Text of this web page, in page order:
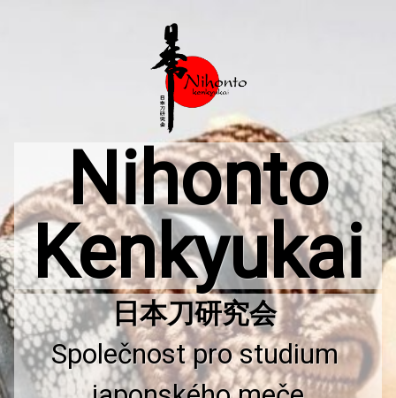
Nihonto
Kenkyukai
Společnost pro studium